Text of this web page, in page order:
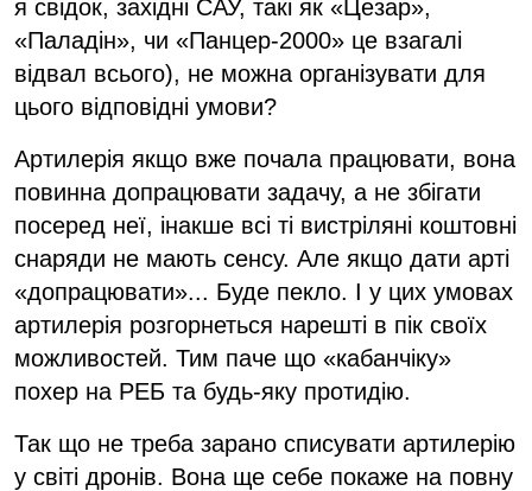
я свідок, західні САУ, такі як «Цезар»,
«Паладін», чи «Панцер-2000» це взагалі
відвал всього), не можна організувати для
цього відповідні умови?
Артилерія якщо вже почала працювати, вона
повинна допрацювати задачу, а не збігати
посеред неї, інакше всі ті вистріляні коштовні
снаряди не мають сенсу. Але якщо дати арті
«допрацювати»... Буде пекло. І у цих умовах
артилерія розгорнеться нарешті в пік своїх
можливостей. Тим паче що «кабанчіку»
похер на РЕБ та будь-яку протидію.
Так що не треба зарано списувати артилерію
у світі дронів. Вона ще себе покаже на повну